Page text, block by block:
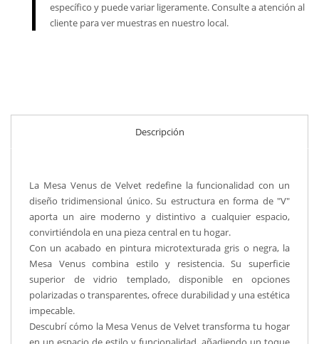
específico y puede variar ligeramente. Consulte a atención al
cliente para ver muestras en nuestro local.
Descripción
La Mesa Venus de Velvet redefine la funcionalidad con un
diseño tridimensional único. Su estructura en forma de "V"
aporta un aire moderno y distintivo a cualquier espacio,
convirtiéndola en una pieza central en tu hogar.
Con un acabado en pintura microtexturada gris o negra, la
Mesa Venus combina estilo y resistencia. Su superficie
superior de vidrio templado, disponible en opciones
polarizadas o transparentes, ofrece durabilidad y una estética
impecable.
Descubrí cómo la Mesa Venus de Velvet transforma tu hogar